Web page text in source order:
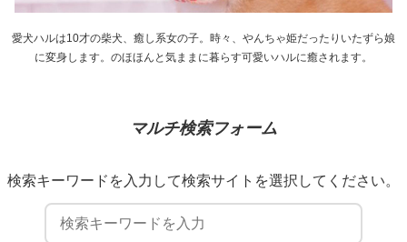
愛犬ハルは10才の柴犬、癒し系女の子。時々、やんちゃ姫だったりいたずら娘
に変身します。のほほんと気ままに暮らす可愛いハルに癒されます。
マルチ検索フォーム
検索キーワードを入力して検索サイトを選択してください。